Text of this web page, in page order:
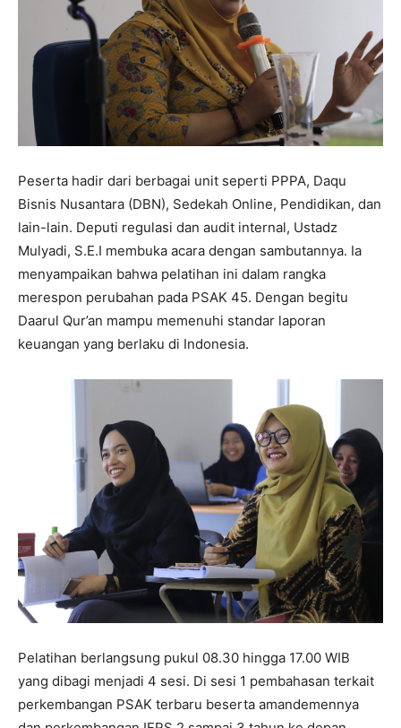
Peserta hadir dari berbagai unit seperti PPPA, Daqu
Bisnis Nusantara (DBN), Sedekah Online, Pendidikan, dan
lain-lain. Deputi regulasi dan audit internal, Ustadz
Mulyadi, S.E.I membuka acara dengan sambutannya. Ia
menyampaikan bahwa pelatihan ini dalam rangka
merespon perubahan pada PSAK 45. Dengan begitu
Daarul Qur’an mampu memenuhi standar laporan
keuangan yang berlaku di Indonesia.
Pelatihan berlangsung pukul 08.30 hingga 17.00 WIB
yang dibagi menjadi 4 sesi. Di sesi 1 pembahasan terkait
perkembangan PSAK terbaru beserta amandemennya